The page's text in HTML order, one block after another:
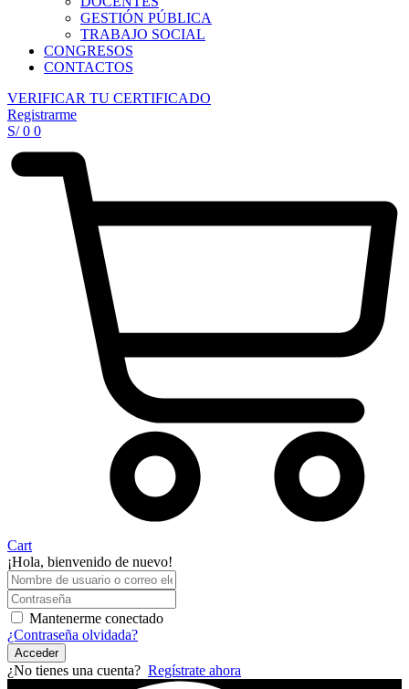
GESTIÓN PÚBLICA
TRABAJO SOCIAL
CONGRESOS
CONTACTOS
VERIFICAR TU CERTIFICADO
Registrarme
S/0 0
Cart
¡Hola, bienvenido de nuevo!
Mantenerme conectado
¿Contraseña olvidada?
Acceder
¿No tienes una cuenta? Regístrate ahora